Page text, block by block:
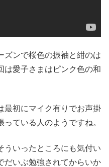
ズンで桜色の振袖と紺のは
は愛子さまはピンク色の和
最初にマイク有りでお声掛
ている人のようですね。
ういったところにも気付い
だいぶ勉強されてからいか